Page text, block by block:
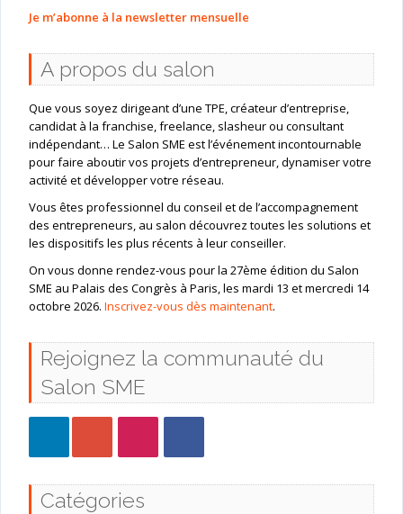
Je m’abonne à la newsletter mensuelle
A propos du salon
Que vous soyez dirigeant d’une TPE, créateur d’entreprise,
candidat à la franchise, freelance, slasheur ou consultant
indépendant… Le Salon SME est l’événement incontournable
pour faire aboutir vos projets d’entrepreneur, dynamiser votre
activité et développer votre réseau.
Vous êtes professionnel du conseil et de l’accompagnement
des entrepreneurs, au salon découvrez toutes les solutions et
les dispositifs les plus récents à leur conseiller.
On vous donne rendez-vous pour la 27ème édition du Salon
SME au Palais des Congrès à Paris, les mardi 13 et mercredi 14
octobre 2026. Inscrivez-vous dès maintenant.
Rejoignez la communauté du
Salon SME
Catégories